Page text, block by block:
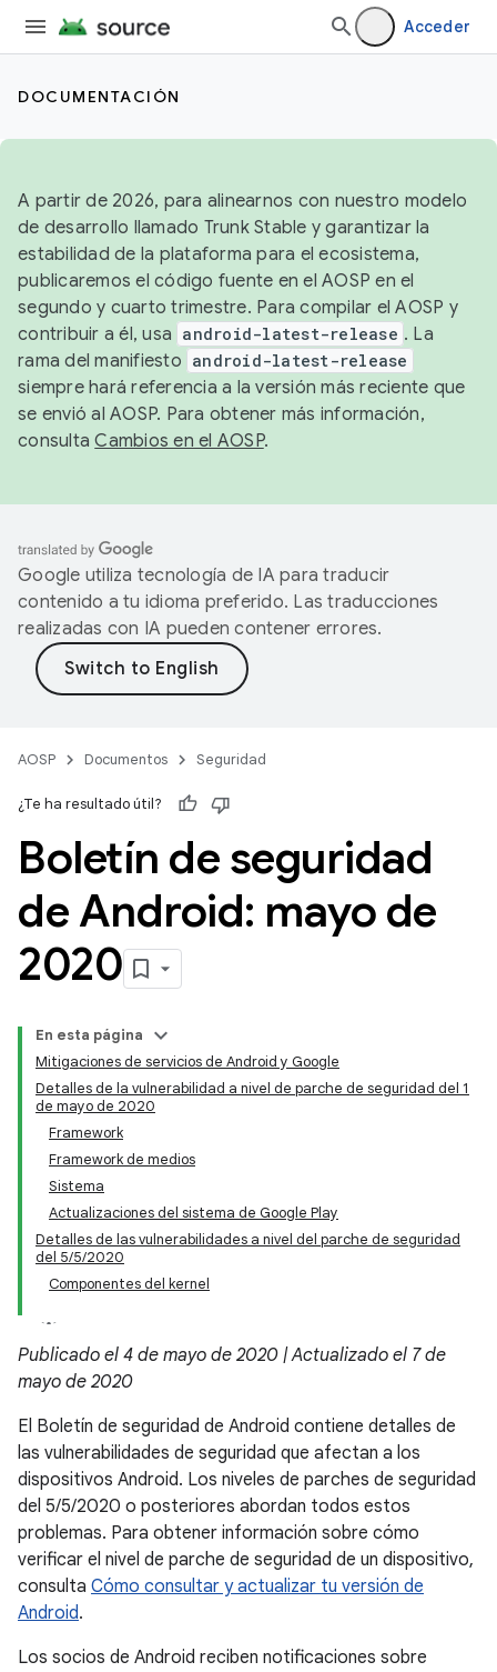
Acceder
DOCUMENTACIÓN
A partir de 2026, para alinearnos con nuestro modelo
de desarrollo llamado Trunk Stable y garantizar la
estabilidad de la plataforma para el ecosistema,
publicaremos el código fuente en el AOSP en el
segundo y cuarto trimestre. Para compilar el AOSP y
contribuir a él, usa android-latest-release . La
rama del manifiesto android-latest-release
siempre hará referencia a la versión más reciente que
se envió al AOSP. Para obtener más información,
consultaCambios en el AOSP.
Google utiliza tecnología de IA para traducir
contenido a tu idioma preferido. Las traducciones
realizadas con IA pueden contener errores.
AOSP Documentos Seguridad
¿Te ha resultado útil?
Boletín de seguridad
de Android: mayo de
2020
En esta página
Mitigaciones de servicios de Android y Google
Detalles de la vulnerabilidad a nivel de parche de seguridad del 1
de mayo de 2020
Framework
Framework de medios
Sistema
Actualizaciones del sistema de Google Play
Detalles de las vulnerabilidades a nivel del parche de seguridad
del 5/5/2020
Componentes del kernel
Publicado el 4 de mayo de 2020 | Actualizado el 7 de
mayo de 2020
El Boletín de seguridad de Android contiene detalles de
las vulnerabilidades de seguridad que afectan a los
dispositivos Android. Los niveles de parches de seguridad
del 5/5/2020 o posteriores abordan todos estos
problemas. Para obtener información sobre cómo
verificar el nivel de parche de seguridad de un dispositivo,
consulta Cómo consultar y actualizar tu versión de
Android.
Los socios de Android reciben notificaciones sobre